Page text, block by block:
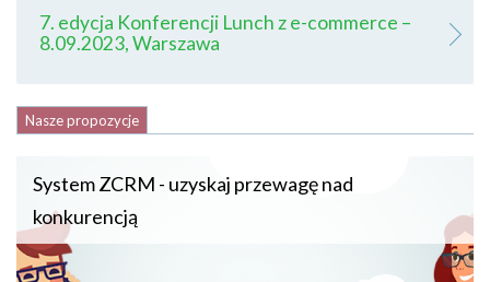
7. edycja Konferencji Lunch z e-commerce –
8.09.2023, Warszawa
Nasze propozycje
System ZCRM - uzyskaj przewagę nad
konkurencją